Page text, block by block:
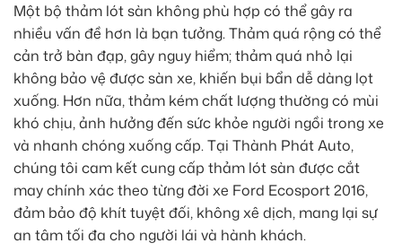
Một bộ thảm lót sàn không phù hợp có thể gây ra
nhiều vấn đề hơn là bạn tưởng. Thảm quá rộng có thể
cản trở bàn đạp, gây nguy hiểm; thảm quá nhỏ lại
không bảo vệ được sàn xe, khiến bụi bẩn dễ dàng lọt
xuống. Hơn nữa, thảm kém chất lượng thường có mùi
khó chịu, ảnh hưởng đến sức khỏe người ngồi trong xe
và nhanh chóng xuống cấp. Tại Thành Phát Auto,
chúng tôi cam kết cung cấp thảm lót sàn được cắt
may chính xác theo từng đời xe Ford Ecosport 2016,
đảm bảo độ khít tuyệt đối, không xê dịch, mang lại sự
an tâm tối đa cho người lái và hành khách.